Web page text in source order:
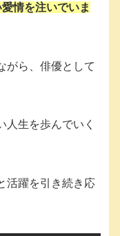
情を注いでいま
がら、俳優として
人生を歩んでいく
活躍を引き続き応